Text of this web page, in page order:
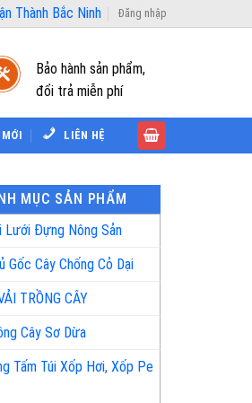
Thành Bắc Ninh Đăng nhập
Bảo hành sản phẩm,
đổi trả miễn phí
LIÊN HỆ
MỤC SẢN PHẨM
Lưới Đựng Nông Sản
Gốc Cây Chống Cỏ Dại
TRỒNG CÂY
Cây Sơ Dừa
Tấm Túi Xốp Hơi, Xốp Pe